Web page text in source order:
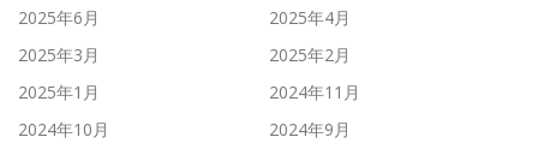
2025年6月
2025年4月
2025年3月
2025年2月
2025年1月
2024年11月
2024年10月
2024年9月